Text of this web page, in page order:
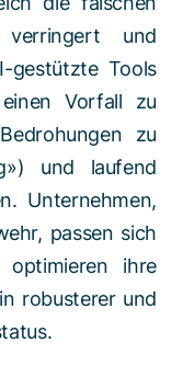
verringert und
gestützte Tools
Vorfall zu
zu
und laufend
Unternehmen,
passen sich
ihre
robusterer und